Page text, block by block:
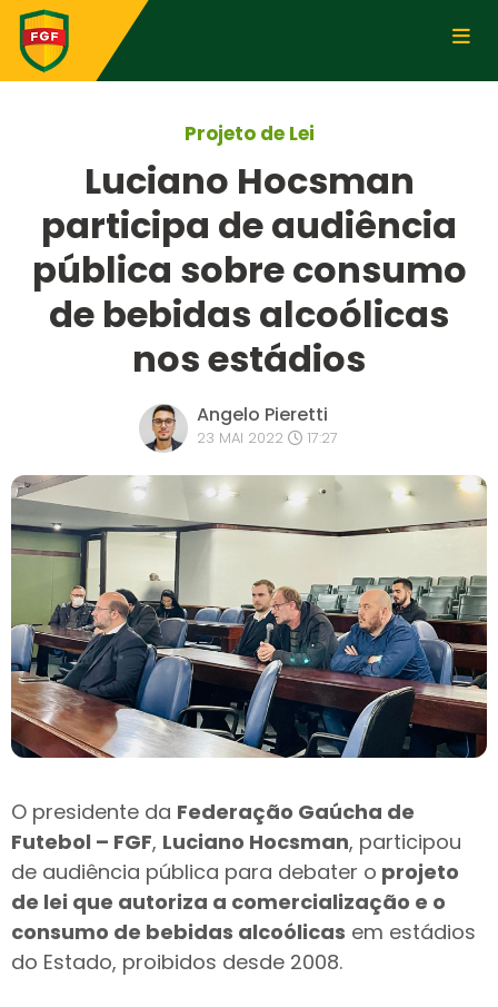
Projeto de Lei
Luciano Hocsman
participa de audiência
pública sobre consumo
de bebidas alcoólicas
nos estádios
Angelo Pieretti
23 MAI 2022 17:27
O presidente da Federação Gaúcha de
Futebol – FGF, Luciano Hocsman, participou
de audiência pública para debater o projeto
de lei que autoriza a comercialização e o
consumo de bebidas alcoólicas em estádios
do Estado, proibidos desde 2008.